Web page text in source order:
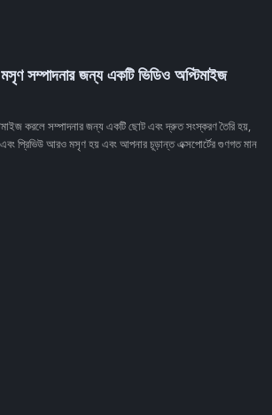
সম্পাদনার জন্য একটি ভিডিও অপ্টিমাইজ
করলে সম্পাদনার জন্য একটি ছোট এবং দ্রুত সংস্করণ তৈরি হয়,
এবং প্রিভিউ আরও মসৃণ হয় এবং আপনার চূড়ান্ত এক্সপোর্টের গুণগত মান